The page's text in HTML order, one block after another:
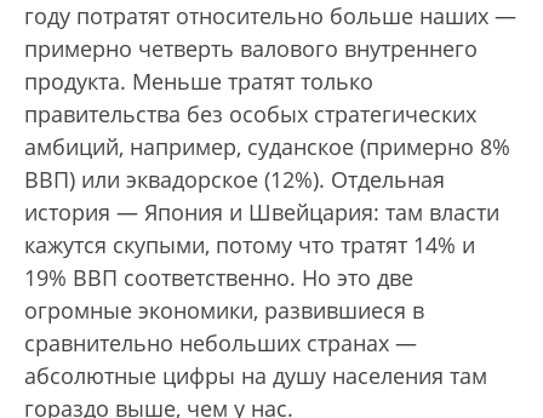
году потратят относительно больше наших —
примерно четверть валового внутреннего
продукта. Меньше тратят только
правительства без особых стратегических
амбиций, например, суданское (примерно 8%
ВВП) или эквадорское (12%). Отдельная
история — Япония и Швейцария: там власти
кажутся скупыми, потому что тратят 14% и
19% ВВП соответственно. Но это две
огромные экономики, развившиеся в
сравнительно небольших странах —
абсолютные цифры на душу населения там
гораздо выше, чем у нас.